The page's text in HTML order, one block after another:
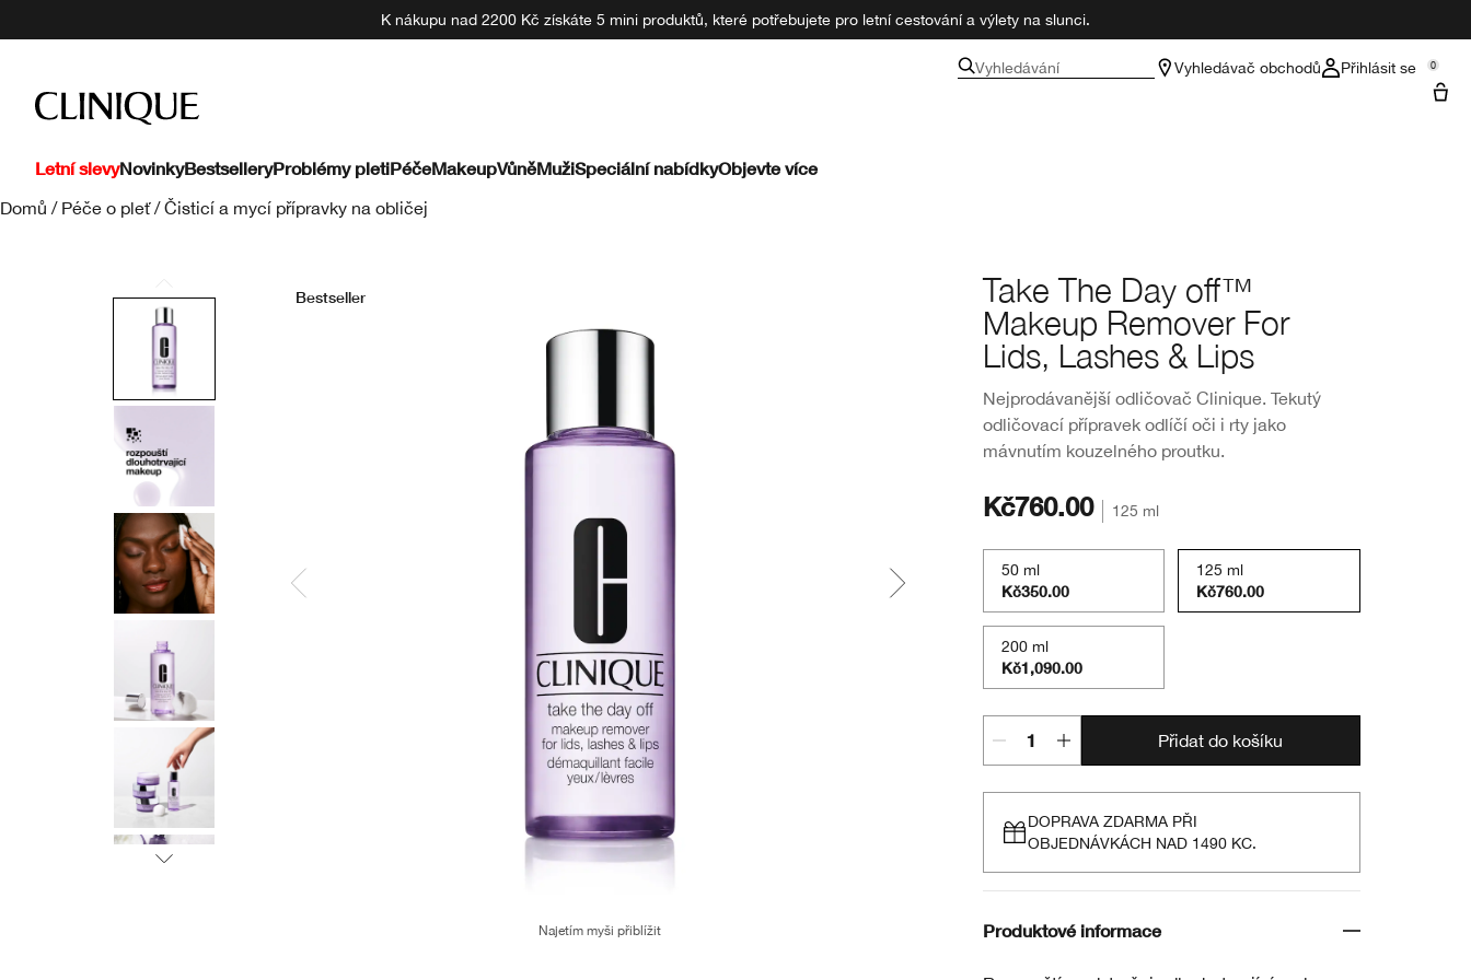
K nákupu nad 2200 Kč získáte 5 mini produktů, které potřebujete pro letní cestování a výlety na slunci.
Vyhledávání Vyhledávač obchodů Přihlásit se 0
Letní slevyNovinkyBestselleryProblémy pletiPéčeMakeupVůněMužiSpeciální nabídkyObjevte více
Domů / Péče o pleť / Čisticí a mycí přípravky na obličej
Take The Day off™
Makeup Remover For
Lids, Lashes & Lips
Nejprodávanější odličovač Clinique. Tekutý
odličovací přípravek odlíčí oči i rty jako
mávnutím kouzelného proutku.
Bestseller
Najetím myši přiblížit
Kč760.00 125 ml
50 ml
Kč350.00
125 ml
Kč760.00
200 ml
Kč1,090.00
Přidat do košíku
DOPRAVA ZDARMA PŘI
OBJEDNÁVKÁCH NAD 1490 KC.
Produktové informace